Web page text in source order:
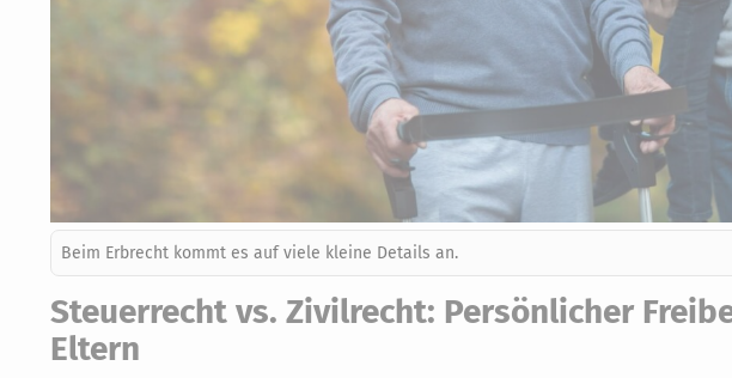
Beim Erbrecht kommt es auf viele kleine Details an.
Steuerrecht vs. Zivilrecht: Persönlicher
Eltern